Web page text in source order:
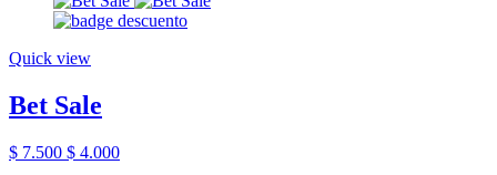
Quick view
Bet Sale
$ 7.500 $ 4.000